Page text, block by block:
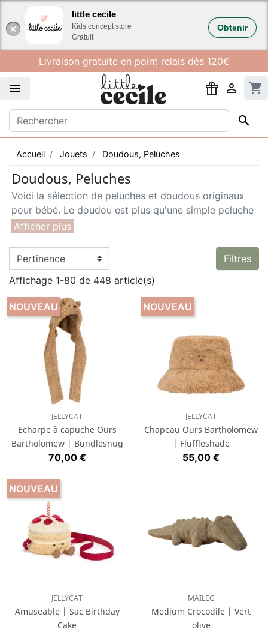
little cecile
Kids concept store
Gratuit
Obtenir
Livraison gratuite en point relais dès 120€
  shopping_cart

Accueil Jouets Doudous, Peluches
Doudous, Peluches
Voici la sélection de peluches et doudous originaux
pour bébé. Le doudou est plus qu'une simple peluche
: c'est l'élément qui rassurera bébé par son contact et
matériaux sains et robustes. Douces et mignonnes et
d’une qualité irréprochable, les peluches et doudous
animauxJellycatouLiewoodsont des références.
Elles proposent des doudous généralement mixtes,
qui conviennent aussi bien pour les filles que pour les
garçons.
Filtres
Affichage 1-80 de 448 article(s)
JELLYCAT
Echarpe à capuche Ours
Bartholomew | Bundlesnug
Prix
70,00 €
NOUVEAU
JELLYCAT
Chapeau Ours Bartholomew
| Fluffleshade
Prix
55,00 €
NOUVEAU
JELLYCAT
Amuseable | Sac Birthday
Cake
NOUVEAU
MAILEG
Medium Crocodile | Vert
olive